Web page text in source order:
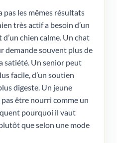
pas les mêmes résultats
très actif a besoin d’un
chien calme. Un chat
demande souvent plus de
satiété. Un senior peut
facile, d’un soutien
digeste. Un jeune
être nourri comme un
pourquoi il vaut
que selon une mode